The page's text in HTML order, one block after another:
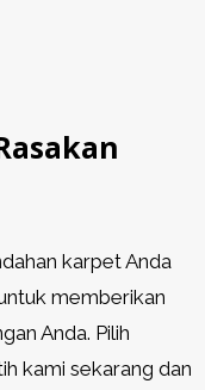
karpet Anda
memberikan
Anda. Pilih
kami sekarang dan